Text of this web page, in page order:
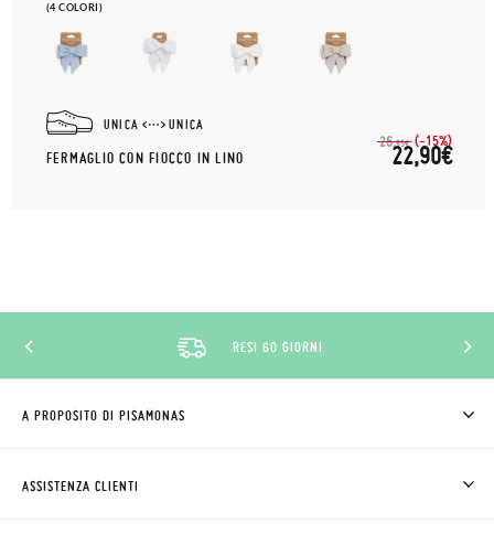
(4 COLORI)
UNICA UNICA
FERMAGLIO CON FIOCCO IN LINO
26,95€ (-15%)
22,90€
SCONTO CLUB PISAMONAS
A PROPOSITO DI PISAMONAS
ASSISTENZA CLIENTI